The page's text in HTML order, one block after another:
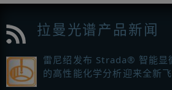
拉曼光谱产品新闻
雷尼绍发布 Strada® 智能显
的高性能化学分析迎来全新